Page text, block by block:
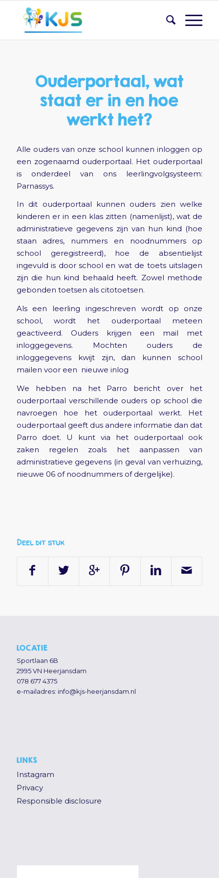
Ouderportaal, wat
staat er in en hoe
werkt het?
Alle ouders van onze school kunnen inloggen op
een zogenaamd ouderportaal. Het ouderportaal
is onderdeel van ons leerlingvolgsysteem:
Parnassys.
In dit ouderportaal kunnen ouders zien welke
kinderen er in een klas zitten (namenlijst), wat de
administratieve gegevens zijn van hun kind (hoe
staan adres, nummers en noodnummers op
school geregistreerd), hoe de absentielijst
ingevuld is door school en wat de toets uitslagen
zijn die hun kind behaald heeft. Zowel methode
gebonden toetsen als citotoetsen.
Als een leerling ingeschreven wordt op onze
school, wordt het ouderportaal meteen
geactiveerd. Ouders krijgen een mail met
inloggegevens. Mochten ouders de
inloggegevens kwijt zijn, dan kunnen school
mailen voor een nieuwe inlog
We hebben na het Parro bericht over het
ouderportaal verschillende ouders op school die
navroegen hoe het ouderportaal werkt. Het
ouderportaal geeft dus andere informatie dan dat
Parro doet. U kunt via het ouderportaal ook
zaken regelen zoals het aanpassen van
administratieve gegevens (in geval van verhuizing,
nieuwe 06 of noodnummers of dergelijke).
Deel dit stuk
LOCATIE
Sportlaan 6B
2995 VN Heerjansdam
078 677 4375
e-mailadres: info@kjs-heerjansdam.nl
LINKS
Instagram
Privacy
Responsible disclosure